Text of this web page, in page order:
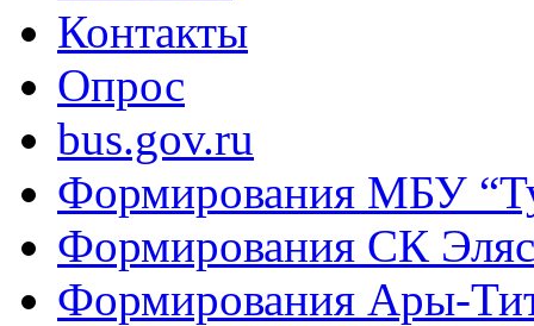
Контакты
Опрос
bus.gov.ru
Формирования МБУ
Формирования СК
Формирования Ары-